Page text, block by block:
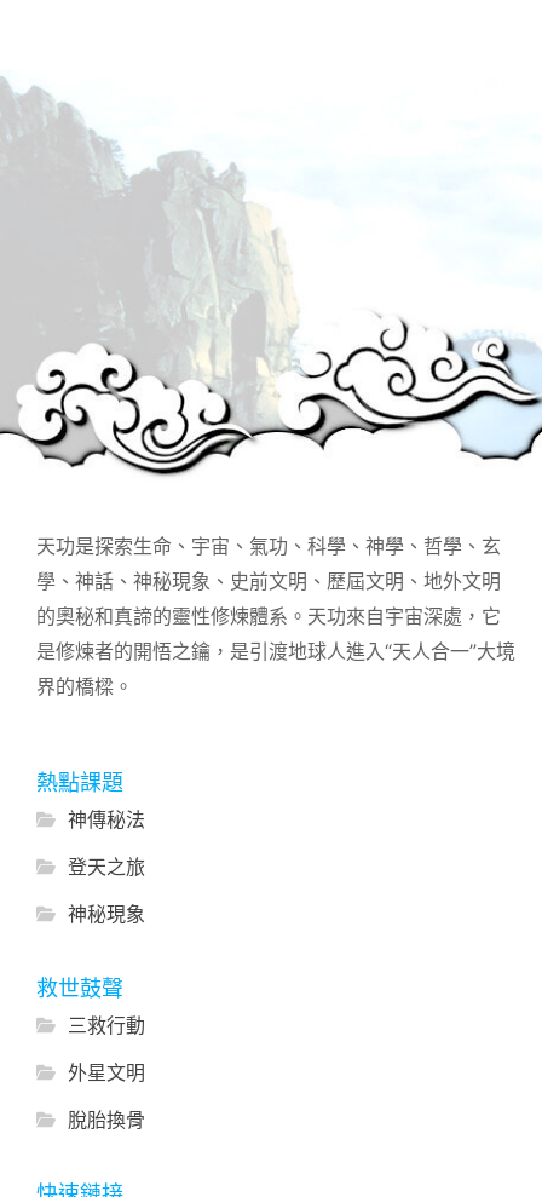
天功是探索生命、宇宙、氣功、科學、神學、哲學、玄
學、神話、神秘現象、史前文明、歷屆文明、地外文明
的奧秘和真諦的靈性修煉體系。天功來自宇宙深處，它
是修煉者的開悟之鑰，是引渡地球人進入“天人合一”大境
界的橋樑。
熱點課題
神傳秘法
登天之旅
神秘現象
救世鼓聲
三救行動
外星文明
脫胎換骨